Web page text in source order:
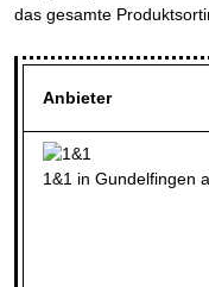
das gesamte
Anbieter
1&1 in Gundelfingen